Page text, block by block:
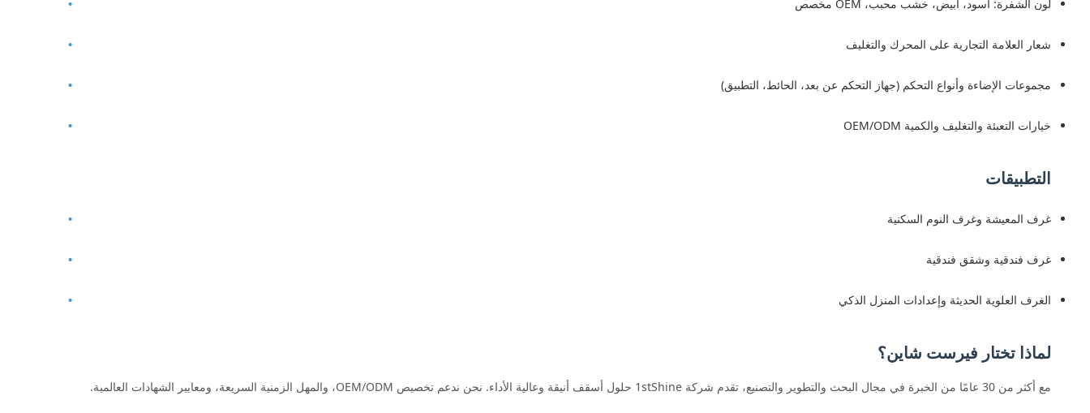
لون الشفرة: أسود، أبيض، خشب محبب، OEM مخصص
شعار العلامة التجارية على المحرك والتغليف
مجموعات الإضاءة وأنواع التحكم (جهاز التحكم عن بعد، الحائط، التطبيق)
خيارات التعبئة والتغليف والكمية OEM/ODM
التطبيقات
غرف المعيشة وغرف النوم السكنية
غرف فندقية وشقق فندقية
الغرف العلوية الحديثة وإعدادات المنزل الذكي
لماذا تختار فيرست شاين؟
مع أكثر من 30 عامًا من الخبرة في مجال البحث والتطوير والتصنيع، تقدم شركة 1stShine حلول أسقف أنيقة وعالية الأداء. نحن ندعم تخصيص OEM/ODM، والمهل الزمنية السريعة، ومعايير الشهادات العالمية.